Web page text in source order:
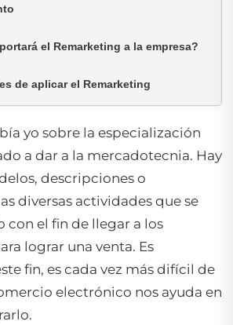
el Remarketing a la empresa?
de aplicar el Remarketing
yo sobre la especialización
a dar a la mercadotecnia. Hay
descripciones o
diversas actividades que se
con el fin de llegar a los
lograr una venta. Es
fin, es cada vez más difícil de
electrónico nos ayuda en